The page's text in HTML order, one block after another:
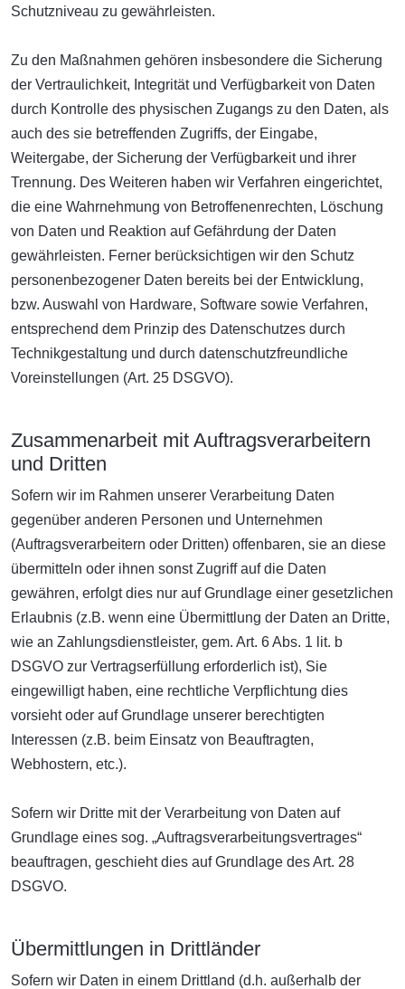
Schutzniveau zu gewährleisten.
Zu den Maßnahmen gehören insbesondere die Sicherung
der Vertraulichkeit, Integrität und Verfügbarkeit von Daten
durch Kontrolle des physischen Zugangs zu den Daten, als
auch des sie betreffenden Zugriffs, der Eingabe,
Weitergabe, der Sicherung der Verfügbarkeit und ihrer
Trennung. Des Weiteren haben wir Verfahren eingerichtet,
die eine Wahrnehmung von Betroffenenrechten, Löschung
von Daten und Reaktion auf Gefährdung der Daten
gewährleisten. Ferner berücksichtigen wir den Schutz
personenbezogener Daten bereits bei der Entwicklung,
bzw. Auswahl von Hardware, Software sowie Verfahren,
entsprechend dem Prinzip des Datenschutzes durch
Technikgestaltung und durch datenschutzfreundliche
Voreinstellungen (Art. 25 DSGVO).
Zusammenarbeit mit Auftragsverarbeitern
und Dritten
Sofern wir im Rahmen unserer Verarbeitung Daten
gegenüber anderen Personen und Unternehmen
(Auftragsverarbeitern oder Dritten) offenbaren, sie an diese
übermitteln oder ihnen sonst Zugriff auf die Daten
gewähren, erfolgt dies nur auf Grundlage einer gesetzlichen
Erlaubnis (z.B. wenn eine Übermittlung der Daten an Dritte,
wie an Zahlungsdienstleister, gem. Art. 6 Abs. 1 lit. b
DSGVO zur Vertragserfüllung erforderlich ist), Sie
eingewilligt haben, eine rechtliche Verpflichtung dies
vorsieht oder auf Grundlage unserer berechtigten
Interessen (z.B. beim Einsatz von Beauftragten,
Webhostern, etc.).
Sofern wir Dritte mit der Verarbeitung von Daten auf
Grundlage eines sog. „Auftragsverarbeitungsvertrages“
beauftragen, geschieht dies auf Grundlage des Art. 28
DSGVO.
Übermittlungen in Drittländer
Sofern wir Daten in einem Drittland (d.h. außerhalb der